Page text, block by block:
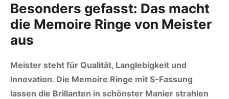
Besonders gefasst: Das macht
die Memoire Ringe von Meister
aus
Meister steht für Qualität, Langlebigkeit und
Innovation. Die Memoire Ringe mit S-Fassung
lassen die Brillanten in schönster Manier strahlen